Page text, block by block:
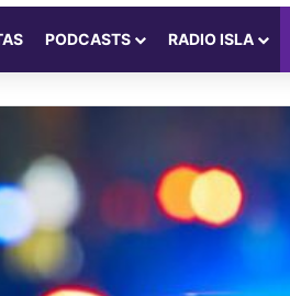
PODCASTS RADIO ISLA